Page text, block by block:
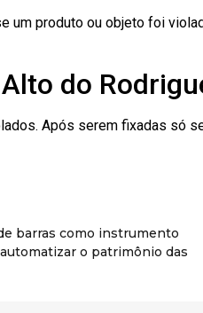
produto ou objeto foi
do
Após serem fixadas só
barras como instrumento
o patrimônio das